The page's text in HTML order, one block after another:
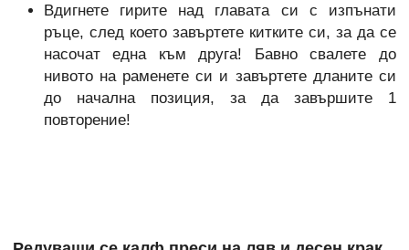
Вдигнете гирите над главата си с изпънати
ръце, след което завъртете китките си, за да се
насочат една към друга! Бавно свалете до
нивото на раменете си и завъртете дланите си
до начална позиция, за да завършите 1
повторение!